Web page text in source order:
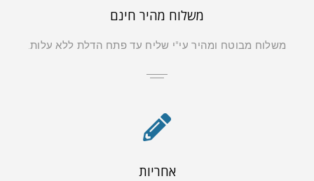
משלוח מהיר חינם
משלוח מבוטח ומהיר עי"י שליח עד פתח הדלת ללא עלות.
אחריות